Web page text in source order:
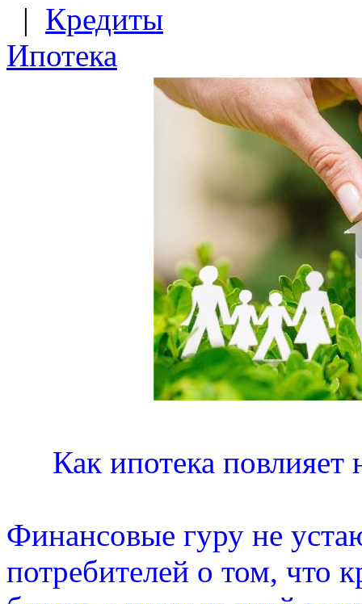
| Кредиты
Ипотека
Как ипотека
Финансовые гуру не
потребителей о том, что